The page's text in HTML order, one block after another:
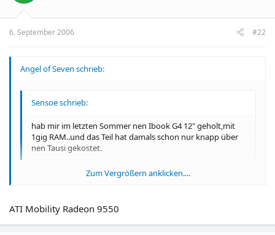
6. September 2006 #22
Angel of Seven schrieb:
Sensoe schrieb:
hab mir im letzten Sommer nen Ibook G4 12" geholt,mit
1gig RAM..und das Teil hat damals schon nur knapp über
nen Tausi gekostet.
Zum Vergrößern anklicken....
Zum Vergrößern anklicken....
ATI Mobility Radeon 9550